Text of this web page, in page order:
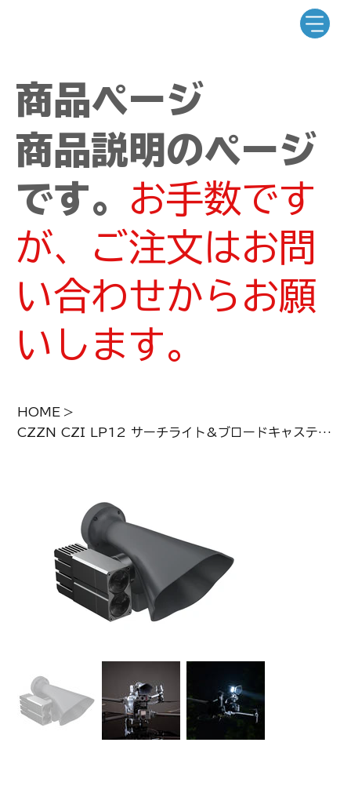
商品ページ
商品説明のページ
です。 お手数です
が、ご注文はお問
い合わせからお願
いします。
HOME >
CZZN CZI LP12 サーチライト&ブロードキャスティングシステム